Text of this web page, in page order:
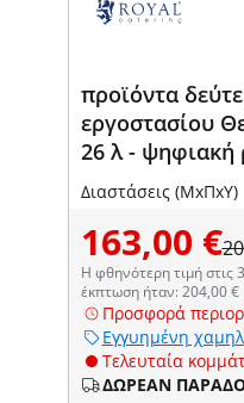
προϊόντα
εργοστασίου
26 λ - ψηφιακή
θερμοκρασίας:
Διαστάσεις (ΜxΠxΥ)
163,00 €
Η φθηνότερη τιμή στις
έκπτωση ήταν: 204,00 €
Προσφορά
Εγγυημένη
Τελευταία
ΔΩΡΕΑΝ